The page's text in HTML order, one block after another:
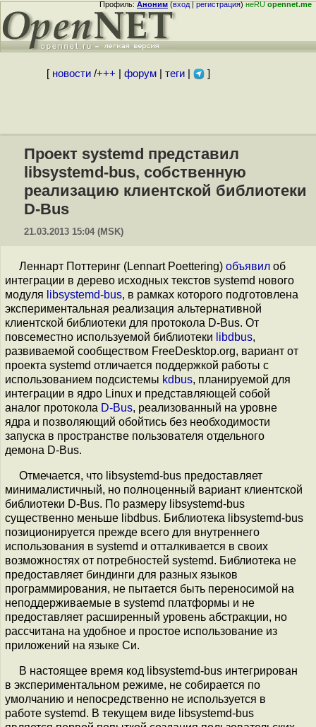
Профиль:Аноним(вход|регистрация)неRUopennet.me
[ новости/+++ форум| теги| ]
Проект systemd представил
libsystemd-bus, собственную
реализацию клиентской библиотеки
D-Bus
21.03.2013 15:04 (MSK)
Леннарт Поттеринг (Lennart Poettering) объявил об
интеграции в дерево исходных текстов systemd нового
модуля libsystemd-bus, в рамках которого подготовлена
экспериментальная реализация альтернативной
клиентской библиотеки для протокола D-Bus. От
повсеместно используемой библиотеки libdbus,
развиваемой сообществом FreeDesktop.org, вариант от
проекта systemd отличается поддержкой работы с
использованием подсистемы kdbus, планируемой для
интеграции в ядро Linux и представляющей собой
аналог протокола D-Bus, реализованный на уровне
ядра и позволяющий обойтись без необходимости
запуска в пространстве пользователя отдельного
демона D-Bus.
Отмечается, что libsystemd-bus предоставляет
минималистичный, но полноценный вариант клиентской
библиотеки D-Bus. По размеру libsystemd-bus
существенно меньше libdbus. Библиотека libsystemd-bus
позиционируется прежде всего для внутреннего
использования в systemd и отталкивается в своих
возможностях от потребностей systemd. Библиотека не
предоставляет биндинги для разных языков
программирования, не пытается быть переносимой на
неподдерживаемые в systemd платформы и не
предоставляет расширенный уровень абстракции, но
рассчитана на удобное и простое использование из
приложений на языке Си.
В настоящее время код libsystemd-bus интегрирован
в экспериментальном режиме, не собирается по
умолчанию и непосредственно не используется в
работе systemd. В текущем виде libsystemd-bus